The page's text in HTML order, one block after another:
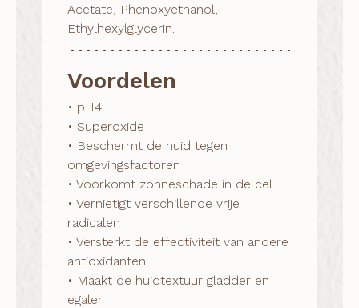
Acetate, Phenoxyethanol,
Ethylhexylglycerin.
Voordelen
• pH4
• Superoxide
• Beschermt de huid tegen
omgevingsfactoren
• Voorkomt zonneschade in de cel
• Vernietigt verschillende vrije
radicalen
• Versterkt de effectiviteit van andere
antioxidanten
• Maakt de huidtextuur gladder en
egaler